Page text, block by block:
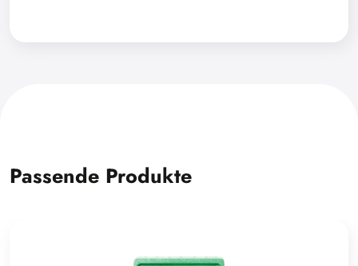
Passende Produkte